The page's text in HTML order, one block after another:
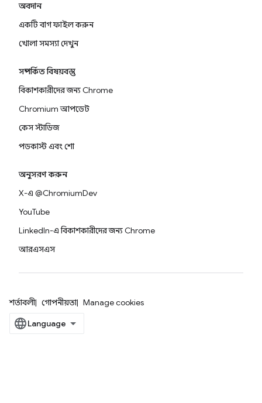
অবদান
একটি বাগ ফাইল করুন
খোলা সমস্যা দেখুন
সম্পর্কিত বিষয়বস্তু
বিকাশকারীদের জন্য Chrome
Chromium আপডেট
কেস স্টাডিজ
পডকাস্ট এবং শো
অনুসরণ করুন
X-এ @ChromiumDev
YouTube
LinkedIn-এ বিকাশকারীদের জন্য Chrome
আরএসএস
শর্তাবলী গোপনীয়তা Manage cookies